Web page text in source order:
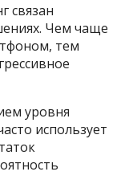
связан
Чем чаще
тем
уровня
использует